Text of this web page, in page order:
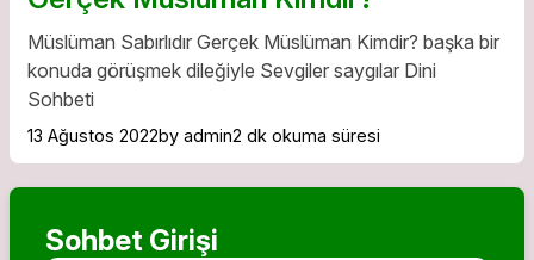
Müslüman Sabırlıdır Gerçek Müslüman Kimdir? başka bir
konuda görüşmek dileğiyle Sevgiler saygılar Dini
Sohbeti
13 Ağustos 2022by admin2 dk okuma süresi
Sohbet Girişi